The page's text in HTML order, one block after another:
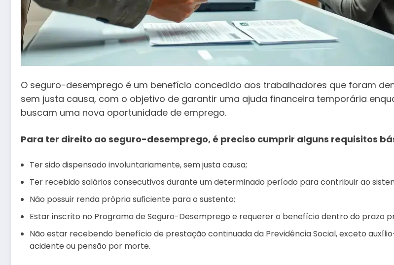
O seguro-desemprego é um benefício concedido aos trabalhadores que foram
sem justa causa, com o objetivo de garantir uma ajuda financeira temporária
buscam uma nova oportunidade de emprego.
Para ter direito ao seguro-desemprego, é preciso cumprir alguns requisitos
Ter sido dispensado involuntariamente, sem justa causa;
Ter recebido salários consecutivos durante um determinado período para contribuir ao
Não possuir renda própria suficiente para o sustento;
Estar inscrito no Programa de Seguro-Desemprego e requerer o benefício dentro do prazo
Não estar recebendo benefício de prestação continuada da Previdência Social, exceto
acidente ou pensão por morte.